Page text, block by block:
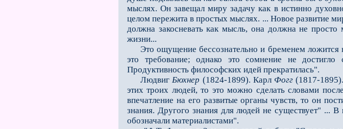
мыслях. Он завещал миру задачу как в истинно
целом пережита в простых мыслях. ... Новое развитие
должна закосневать как мысль, она должна не
жизни...
Это ощущение бессознательно и бременем ложится
это требование; однако это сомнение не достигло
Продуктивность философских идей прекратилась".
ЛюдвигБюхнер (1824-1899). Карл Фогг (1817-
этих троих людей, то это можно сделать словами
впечатление на его развитые органы чувств, то он
знания. Другого знания для людей не существует" ...
обозначали материалистами".